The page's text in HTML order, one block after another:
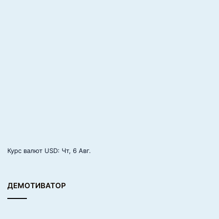
Курс валют USD: Чт, 6 Авг.
ДЕМОТИВАТОР